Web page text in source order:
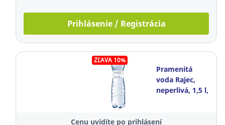
Prihlásenie / Registrácia
ZĽAVA 10%
Pramenitá
voda Rajec,
neperlivá, 1,5 l,
Cenu uvidíte po prihlásení